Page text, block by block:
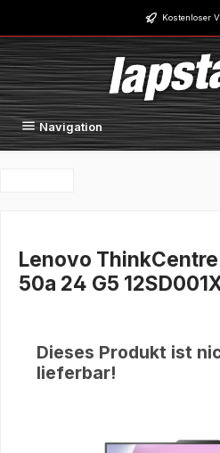
Zum Hauptinhalt springen Kostenloser
Navigation
Lenovo
50a 24 G5
Dieses Produkt ist
lieferbar!